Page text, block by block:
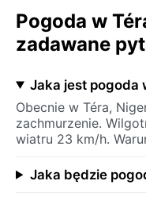
Pogoda w
zadawane
Jaka jest pogoda
Obecnie w Téra,
zachmurzenie.
wiatru 23 km/h.
Jaka będzie